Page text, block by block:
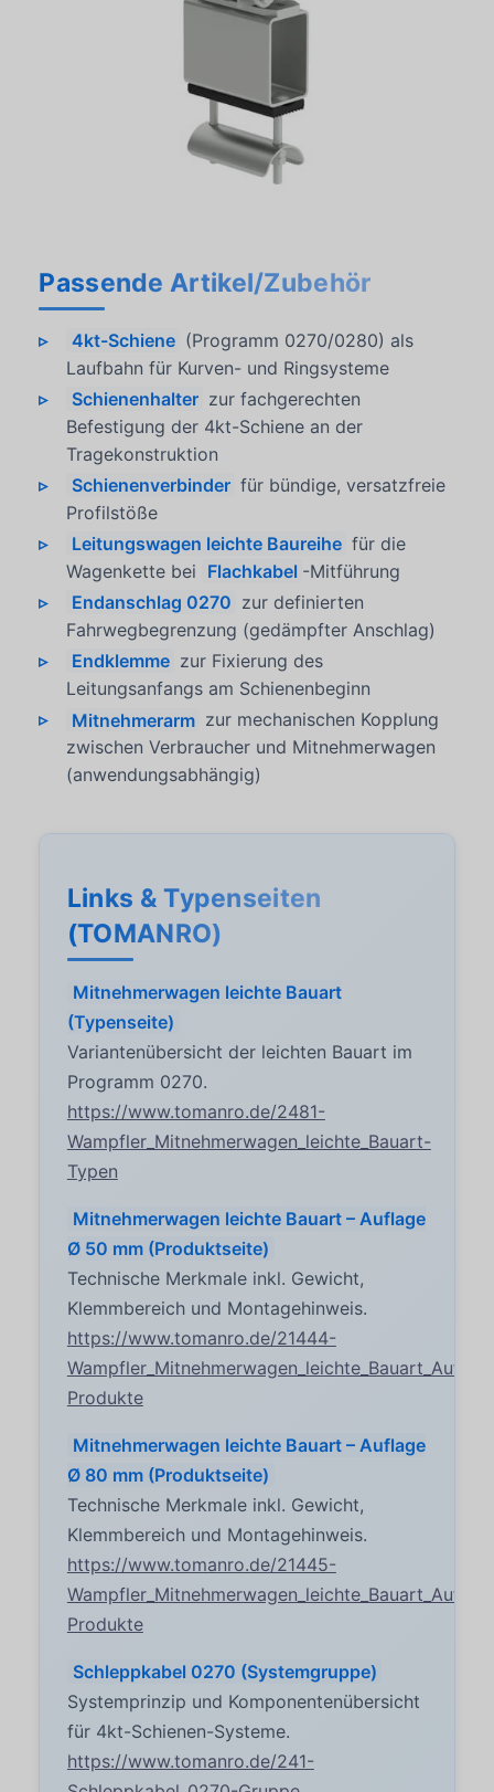
Passende Artikel/Zubehör
4kt-Schiene (Programm 0270/0280) als
Laufbahn für Kurven- und Ringsysteme
Schienenhalter zur fachgerechten
Befestigung der 4kt-Schiene an der
Tragekonstruktion
Schienenverbinder für bündige, versatzfreie
Profilstöße
Leitungswagen leichte Baureihe für die
Wagenkette bei Flachkabel -Mitführung
Endanschlag 0270 zur definierten
Fahrwegbegrenzung (gedämpfter Anschlag)
Endklemme zur Fixierung des
Leitungsanfangs am Schienenbeginn
Mitnehmerarm zur mechanischen Kopplung
zwischen Verbraucher und Mitnehmerwagen
(anwendungsabhängig)
Links & Typenseiten
(TOMANRO)
Mitnehmerwagen leichte Bauart
(Typenseite)
Variantenübersicht der leichten Bauart im
Programm 0270.
https://www.tomanro.de/2481-
Wampfler_Mitnehmerwagen_leichte_Bauart-
Typen
Mitnehmerwagen leichte Bauart – Auflage
Ø 50 mm (Produktseite)
Technische Merkmale inkl. Gewicht,
Klemmbereich und Montagehinweis.
https://www.tomanro.de/21444-
Produkte
Mitnehmerwagen leichte Bauart – Auflage
Ø 80 mm (Produktseite)
Technische Merkmale inkl. Gewicht,
Klemmbereich und Montagehinweis.
https://www.tomanro.de/21445-
Produkte
Schleppkabel 0270 (Systemgruppe)
Systemprinzip und Komponentenübersicht
für 4kt-Schienen-Systeme.
https://www.tomanro.de/241-